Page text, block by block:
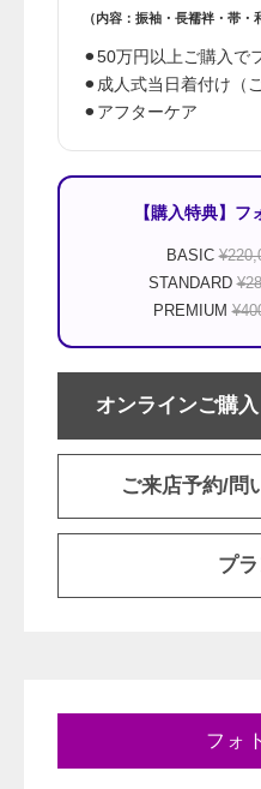
（内容：振袖・長襦袢・帯・
⚫︎50万円以上ご購入で
⚫︎成人式当日着付け（
⚫︎アフターケア
【購入特典】
BASIC
STANDARD
PREMIUM
オンラインご購入
ご来店予約/問
プ
フォ